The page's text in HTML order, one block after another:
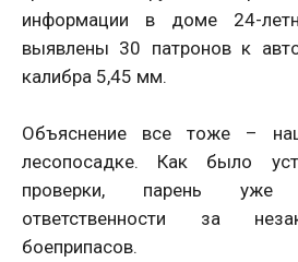
информации в доме 24-
выявлены 30 патронов к
калибра 5,45 мм.
Объяснение все тоже –
лесопосадке. Как было
проверки, парень уже
ответственности за
боеприпасов.